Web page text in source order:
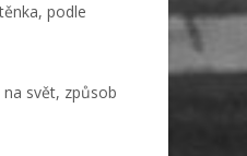
podle
svět, způsob